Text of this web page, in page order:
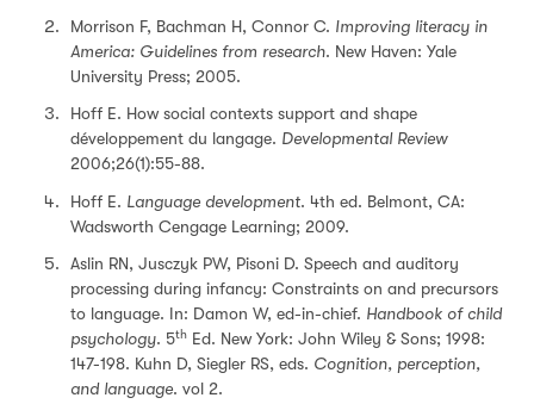
Morrison F, Bachman H, Connor C. Improving literacy in
America: Guidelines from research. New Haven: Yale
University Press; 2005.
Hoff E. How social contexts support and shape
développement du langage. Developmental Review
2006;26(1):55-88.
Hoff E. Language development. 4th ed. Belmont, CA:
Wadsworth Cengage Learning; 2009.
Aslin RN, Jusczyk PW, Pisoni D. Speech and auditory
processing during infancy: Constraints on and precursors
to language. In: Damon W, ed-in-chief. Handbook of child
psychology. 5th Ed. New York: John Wiley & Sons; 1998:
147-198. Kuhn D, Siegler RS, eds. Cognition, perception,
and language. vol 2.